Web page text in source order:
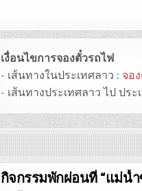
เงื่อนไขการจองตั๋วรถไฟ
- เส้นทางในประเทศลาว : จอ
- เส้นทางประเทศลาว ไป ประ
กิจกรรมพักผ่อนที่ “แม่น้ำ